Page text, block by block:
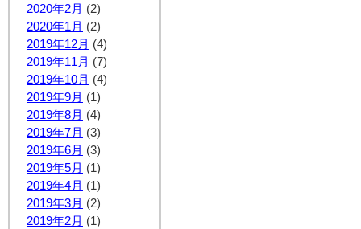
2020年2月 (2)
2020年1月 (2)
2019年12月 (4)
2019年11月 (7)
2019年10月 (4)
2019年9月 (1)
2019年8月 (4)
2019年7月 (3)
2019年6月 (3)
2019年5月 (1)
2019年4月 (1)
2019年3月 (2)
2019年2月 (1)